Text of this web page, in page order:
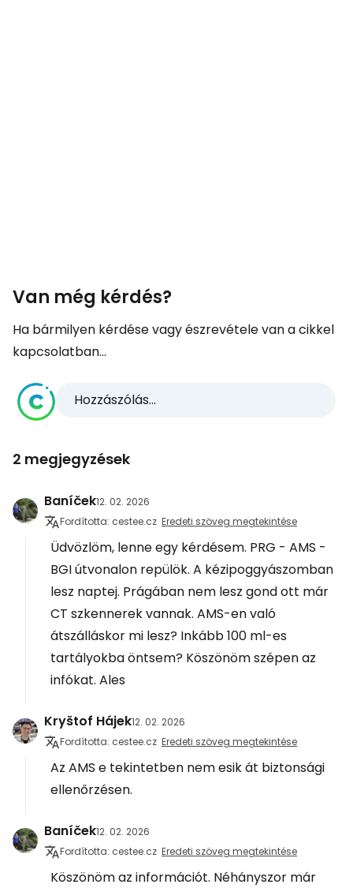
Van még kérdés?
Ha bármilyen kérdése vagy észrevétele van a cikkel
kapcsolatban...
Hozzászólás...
2 megjegyzések
Baníček12. 02. 2026
Fordította: cestee.cz Eredeti szöveg megtekintése
Üdvözlöm, lenne egy kérdésem. PRG - AMS -
BGI útvonalon repülök. A kézipoggyászomban
lesz naptej. Prágában nem lesz gond ott már
CT szkennerek vannak. AMS-en való
átszálláskor mi lesz? Inkább 100 ml-es
tartályokba öntsem? Köszönöm szépen az
infókat. Ales
Kryštof Hájek12. 02. 2026
Fordította: cestee.cz Eredeti szöveg megtekintése
Az AMS e tekintetben nem esik át biztonsági
ellenőrzésen.
Baníček12. 02. 2026
Fordította: cestee.cz Eredeti szöveg megtekintése
Köszönöm az információt. Néhányszor már